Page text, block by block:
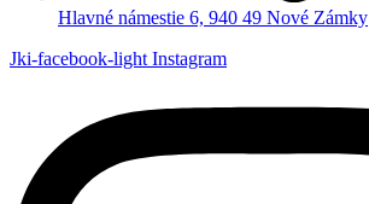
Hlavné námestie 6, 940 49 Nové Zámky
Jki-facebook-light Instagram